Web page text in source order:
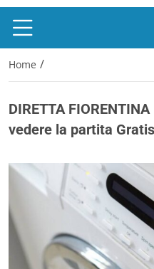
Home /
DIRETTA
vedere la partita